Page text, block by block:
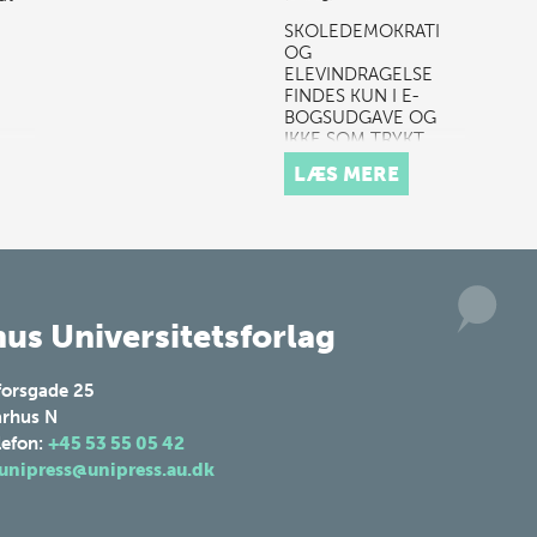
SKOLEDEMOKRATI
OG
ELEVINDRAGELSE
FINDES KUN I E-
BOGSUDGAVE OG
IKKE SOM TRYKT
find ekstra materiale
LÆS MERE
Universitetsforlag
25
N
+45 53 55 05 42
unipress@unipress.au.dk